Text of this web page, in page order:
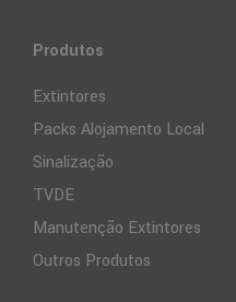
Produtos
Extintores
Packs Alojamento Local
Sinalização
TVDE
Manutenção Extintores
Outros Produtos